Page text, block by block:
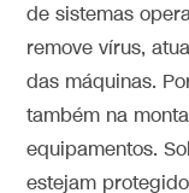
de sistemas
remove vírus,
das máquinas.
também na
equipamentos.
estejam